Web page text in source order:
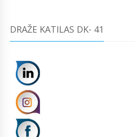
DRAŽE KATILAS DK- 41